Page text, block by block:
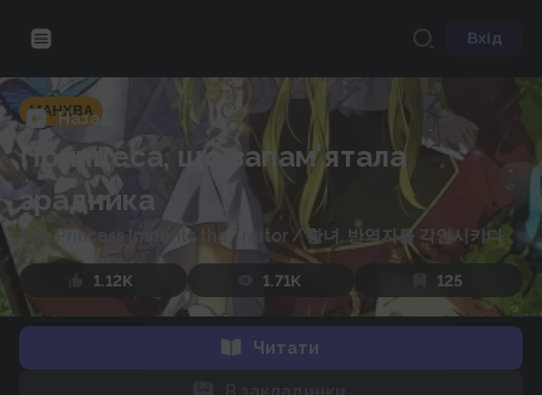
Вхід
Назад
МАНХВА
Принцеса, що запам'ятала
зрадника
The Princess Imprints the Traitor /황녀, 반역자를 각인시키다
1.12K 1.71K 125
Читати